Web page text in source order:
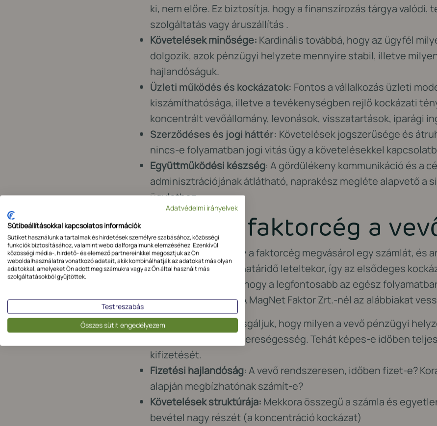
ki, nem előre. Ez biztosítja, hogy a finanszírozás tárgya valódi,
szolgáltatás vagy áruszállítás .
Követelések minősége: Kardinális továbbá, hogy az ügyfél
dolgozik, azok pénzügyi helyzete mennyire stabil, illetve
hajlandóságuk.
Üzleti működés és kockázatok: Fontos a vállalkozás üzleti
kiszámíthatósága, illetve a tevékenységben rejlő kockázati
koncentrált vevőállomány, levonások, visszatartások, iparági
Szerződéses és jogi háttér: Követelések jogszerűsége és
nincs-e folyamatban jogi vitás ügy a követelésekkel
Együttműködési készség: A gördülékeny kommunikáció és a
adminisztrációjának átlátható, naprakész megléte alapvető a
ügylethez.
Mit néz a faktorcég a
A faktoring lényege, hogy a faktorcég megvásárol egy számlát, és
várja a vevőtől a fizetési határidő leteltekor, így az elsődeges
a vevő lesz. Mondhatjuk, hogy a legfontosabb az egész
és hitelképessége lesz. A MagNet Faktor Zrt.-nél az alábbiakat
Fizetőképesség:
Vizsgáljuk, hogy milyen a vevő pénzügyi
adósságállomány, nyereségesség. Tehát képes-e időben
kifizetését.
Fizetési hajlandóság: A vevő rendszeresen, időben fizet-e?
alapján megbízhatónak számít-e?
Követelések struktúrája: Mekkora összegű a számla és
bevétel nagy részét (a koncentráció kockázat)
Adatvédelmi irányelvek
Sütibeállításokkal kapcsolatos információk
Sütiket használunk a tartalmak és hirdetések személyre szabásához, közösségi
funkciók biztosításához, valamint weboldalforgalmunk elemzéséhez. Ezenkívül
közösségi média-, hirdető- és elemező partnereinkkel megosztjuk az Ön
weboldalhasználatra vonatkozó adatait, akik kombinálhatják az adatokat más olyan
adatokkal, amelyeket Ön adott meg számukra vagy az Ön által használt más
szolgáltatásokból gyűjtöttek.
Testreszabás
Összes sütit engedélyezem